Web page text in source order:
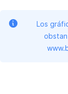
Los